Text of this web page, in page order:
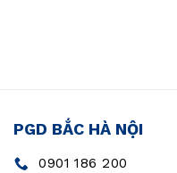
PGD BẮC HÀ NỘI
0901 186 200